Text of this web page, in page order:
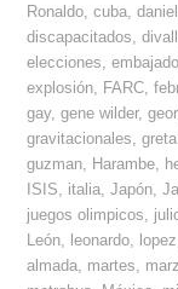
Ronaldo ,cuba ,
discapacitados ,divall
elecciones ,
explosión
FARC ,
gay,gene wilder,
gravitacionales ,
guzman
Harambe
ISIS
italia ,Japón ,
juegos olimpicos
León
leonardo lopez
almada martes